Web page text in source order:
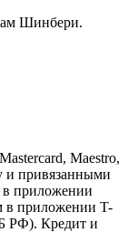
Шинбери.
Maestro,
привязанными
в приложении
в приложении T-
РФ). Кредит и